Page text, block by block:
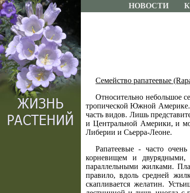
НОВОСТИ
Семейство рапатеевые
Относительно небольшое
тропической Южной Америке.
часть видов. Лишь
и Центральной Америки, и
Либерии и Сьерра-Леоне.
Рапатеевые - часто
корневищем и
параллельными жилками.
правило, вдоль средней
скапливается желатин.